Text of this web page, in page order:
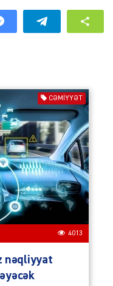
CƏMIYYƏT
4013
nəqliyyat